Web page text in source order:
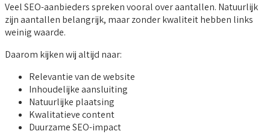
Veel SEO-aanbieders spreken vooral over aantallen. Natuurlijk
zijn aantallen belangrijk, maar zonder kwaliteit hebben links
weinig waarde.
Daarom kijken wij altijd naar:
Relevantie van de website
Inhoudelijke aansluiting
Natuurlijke plaatsing
Kwalitatieve content
Duurzame SEO-impact